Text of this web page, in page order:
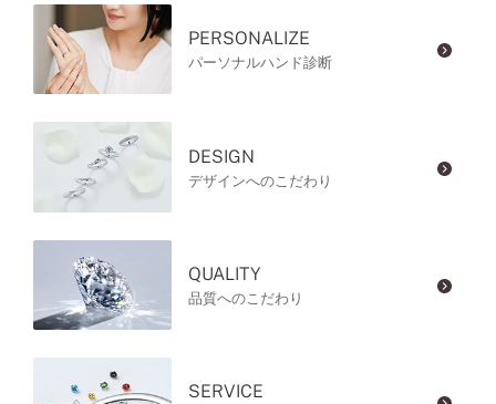
PERSONALIZE
パーソナルハンド診断
DESIGN
デザインへのこだわり
QUALITY
品質へのこだわり
SERVICE